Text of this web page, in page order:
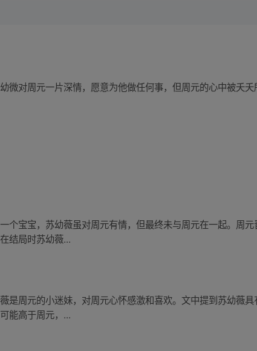
微对周元一片深情，愿意为他做任何事，但周元的心中被夭
个宝宝，苏幼薇虽对周元有情，但最终未与周元在一起。周
结局时苏幼薇...
是周元的小迷妹，对周元心怀感激和喜欢。文中提到苏幼薇
能高于周元，...